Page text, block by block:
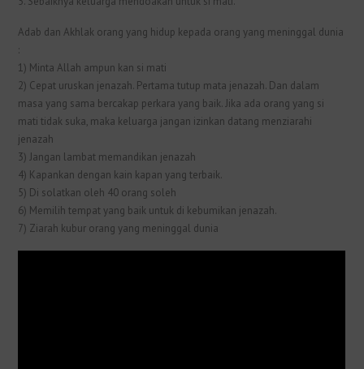
Adab dan Akhlak orang yang hidup kepada orang yang meninggal dunia
:
1) Minta Allah ampun kan si mati
2) Cepat uruskan jenazah. Pertama tutup mata jenazah. Dan dalam
masa yang sama bercakap perkara yang baik. Jika ada orang yang si
mati tidak suka, maka keluarga jangan izinkan datang menziarahi
jenazah
3) Jangan lambat memandikan jenazah
4) Kapankan dengan kain kapan yang terbaik.
5) Di solatkan oleh 40 orang soleh
6) Memilih tempat yang baik untuk di kebumikan jenazah.
7) Ziarah kubur orang yang meninggal dunia